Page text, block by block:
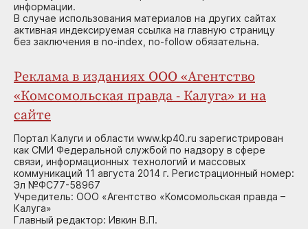
информации.
В случае использования материалов на других сайтах
активная индексируемая ссылка на главную страницу
без заключения в no-index, no-follow обязательна.
Реклама в изданиях ООО «Агентство
«Комсомольская правда - Калуга» и на
сайте
Портал Калуги и области www.kp40.ru зарегистрирован
как СМИ Федеральной службой по надзору в сфере
связи, информационных технологий и массовых
коммуникаций 11 августа 2014 г. Регистрационный номер:
Эл №ФС77-58967
Учредитель: ООО «Агентство «Комсомольская правда –
Калуга»
Главный редактор: Ивкин В.П.